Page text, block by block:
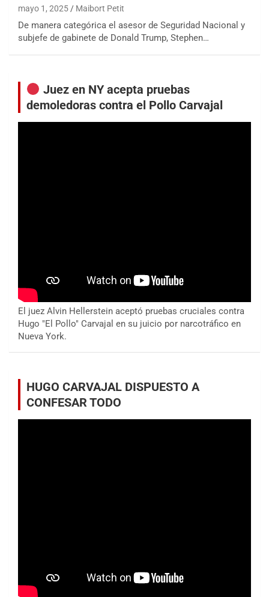
mayo 1, 2025 Maibort Petit
De manera categórica el asesor de Seguridad Nacional y
subjefe de gabinete de Donald Trump, Stephen…
Juez en NY acepta pruebas
demoledoras contra el Pollo Carvajal
El juez Alvin Hellerstein aceptó pruebas cruciales contra
Hugo "El Pollo" Carvajal en su juicio por narcotráfico en
Nueva York.
HUGO CARVAJAL DISPUESTO A
CONFESAR TODO